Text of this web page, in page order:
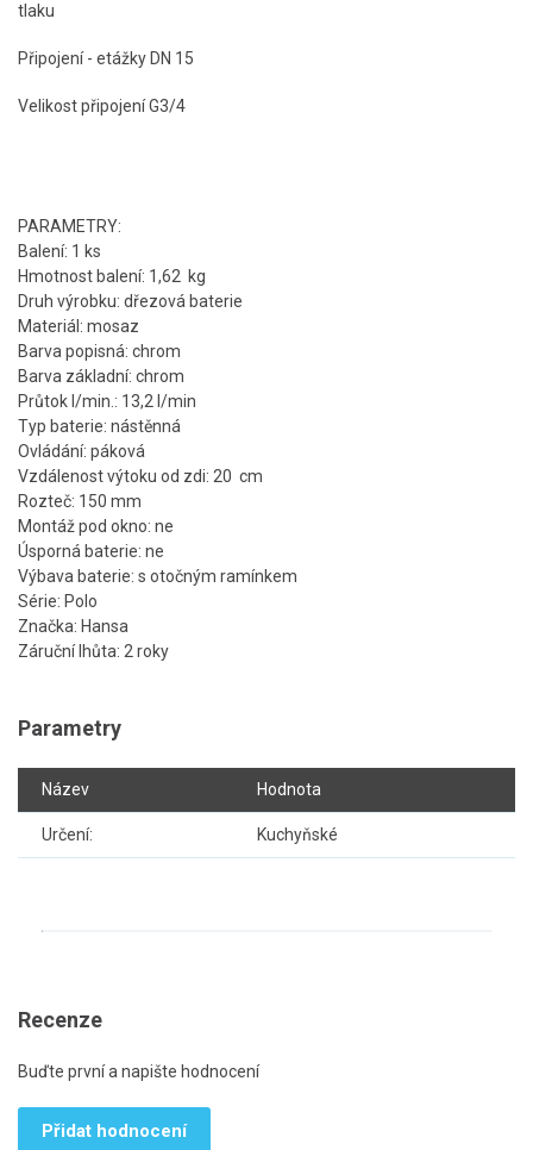
tlaku
Připojení - etážky DN 15
Velikost připojení G3/4
PARAMETRY:
Balení: 1 ks
Hmotnost balení: 1,62 kg
Druh výrobku: dřezová baterie
Materiál: mosaz
Barva popisná: chrom
Barva základní: chrom
Průtok l/min.: 13,2 l/min
Typ baterie: nástěnná
Ovládání: páková
Vzdálenost výtoku od zdi: 20 cm
Rozteč: 150 mm
Montáž pod okno: ne
Úsporná baterie: ne
Výbava baterie: s otočným ramínkem
Série: Polo
Značka: Hansa
Záruční lhůta: 2 roky
Parametry
Název Hodnota
Určení: Kuchyňské
Recenze
Buďte první a napište hodnocení
Přidat hodnocení